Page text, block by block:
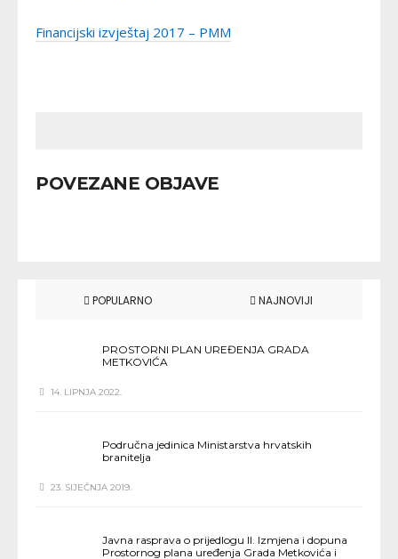
Financijski izvještaj 2017 – PMM
POVEZANE OBJAVE
POPULARNO NAJNOVIJI
PROSTORNI PLAN UREĐENJA GRADA
METKOVIĆA
14. LIPNJA 2022.
Područna jedinica Ministarstva hrvatskih
branitelja
23. SIJEČNJA 2019.
Javna rasprava o prijedlogu II. Izmjena i dopuna
Prostornog plana uređenja Grada Metkovića i